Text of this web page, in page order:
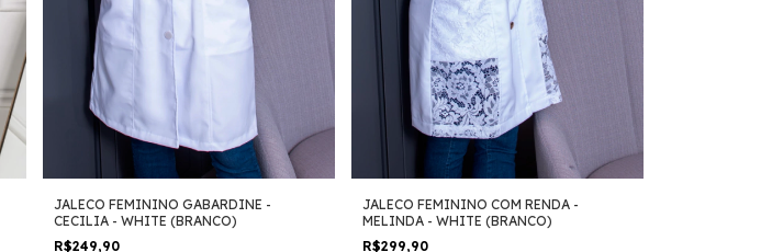
JALECO FEMININO GABARDINE -
CECILIA - WHITE (BRANCO)
R$249,90
JALECO FEMININO COM RENDA -
MELINDA - WHITE (BRANCO)
R$299,90